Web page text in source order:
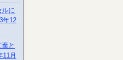
に
年12
と
11月